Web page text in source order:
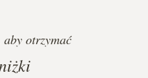
otrzymać